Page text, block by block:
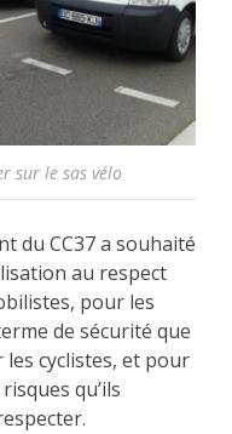
sur le sas vélo
du CC37 a souhaité
au respect
pour les
de sécurité que
cyclistes, et pour
qu’ils